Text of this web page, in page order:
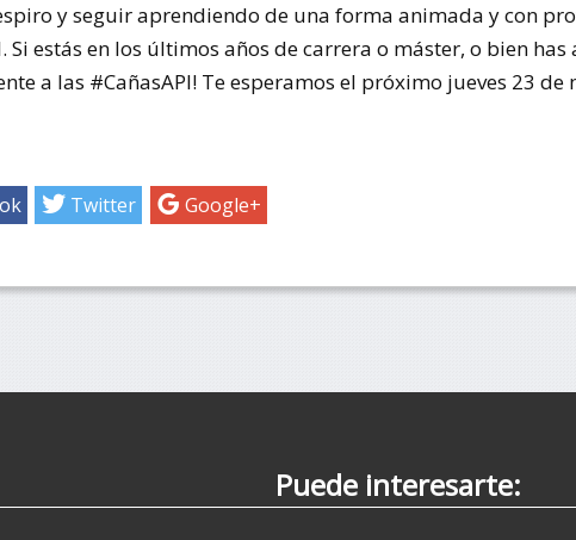
y seguir aprendiendo de una forma animada y con
estás en los últimos años de carrera o máster, o bien has
a las #CañasAPI! Te esperamos el próximo jueves 23
Twitter Google+
Puede interesarte: